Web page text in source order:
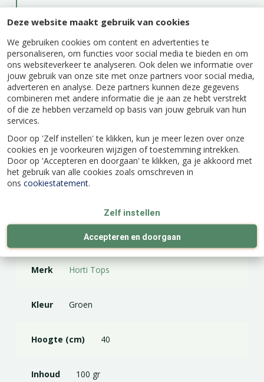
Deze website maakt gebruik van cookies
We gebruiken cookies om content en advertenties te
personaliseren, om functies voor social media te bieden en om
ons websiteverkeer te analyseren. Ook delen we informatie over
jouw gebruik van onze site met onze partners voor social media,
adverteren en analyse. Deze partners kunnen deze gegevens
combineren met andere informatie die je aan ze hebt verstrekt
of die ze hebben verzameld op basis van jouw gebruik van hun
services.
Door op 'Zelf instellen' te klikken, kun je meer lezen over onze
cookies en je voorkeuren wijzigen of toestemming intrekken.
Door op 'Accepteren en doorgaan' te klikken, ga je akkoord met
het gebruik van alle cookies zoals omschreven in
ons cookiestatement.
Zelf instellen
Accepteren en doorgaan
Zaaien binnen: april - mei
Oogsttijd: juli - september
Eénjarig
Inhoud: ca. 100 gram - Hangdoosje M1
Specificaties
Latijnse naam Phaseolus vulgaris
Merk Horti Tops
Kleur Groen
Hoogte (cm) 40
Inhoud 100 gr